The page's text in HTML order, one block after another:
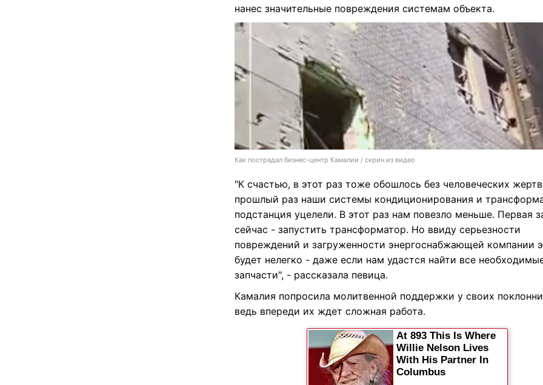
нанес значительные повреждения системам объекта.
Как пострадал бизнес-центр Камалии / скрин из видео
"К счастью, в этот раз тоже обошлось без человеческих
прошлый раз наши системы кондиционирования и
подстанция уцелели. В этот раз нам повезло меньше. Первая
сейчас - запустить трансформатор. Но ввиду серьезности
повреждений и загруженности энергоснабжающей компании
будет нелегко - даже если нам удастся найти все
запчасти", - рассказала певица.
Камалия попросила молитвенной поддержки у своих
ведь впереди их ждет сложная работа.